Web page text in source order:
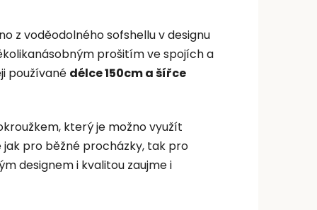
z voděodolného sofshellu v designu
prošitím ve spojích a
používané délce 150cm a šířce
který je možno využít
pro běžné procházky, tak pro
designem i kvalitou zaujme i